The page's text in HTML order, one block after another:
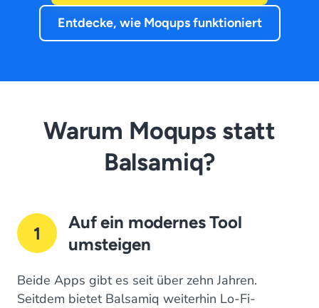
Entdecke, wie Moqups funktioniert
Warum Moqups statt
Balsamiq?
1
Auf ein modernes Tool
umsteigen
Beide Apps gibt es seit über zehn Jahren.
Seitdem bietet Balsamiq weiterhin Lo-Fi-